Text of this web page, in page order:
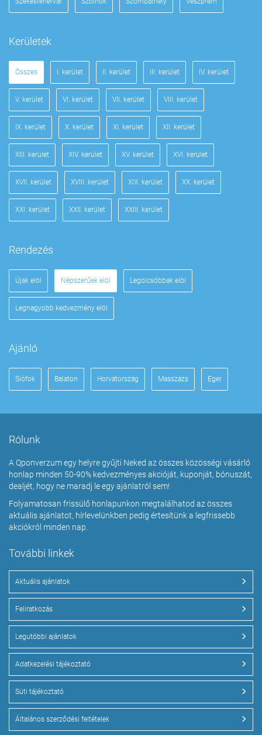
Kerületek
Összes I. kerület II. kerület III. kerület IV. kerület
V. kerület VI. kerület VII. kerület VIII. kerület
IX. kerület X. kerület XI. kerület XII. kerület
XIII. kerület XIV. kerület XV. kerület XVI. kerület
XVII. kerület XVIII. kerület XIX. kerület XX. kerület
XXI. kerület XXII. kerület XXIII. kerület
Rendezés
Újak elöl Népszerűek elöl Legolcsóbbak elöl
Legnagyobb kedvezmény elöl
Ajánló
Siófok Balaton Horvátország Masszázs Eger
Rólunk
A Qponverzum egy helyre gyűjti Neked az összes közösségi vásárló
honlap minden 50-90% kedvezményes akcióját, kuponját, bónuszát,
dealjét, hogy ne maradj le egy ajánlatról sem!
Folyamatosan frissülő honlapunkon megtalálhatod az összes
aktuális ajánlatot, hírlevelünkben pedig értesítünk a legfrissebb
akciókról minden nap.
További linkek
Aktuális ajánlatok
Feliratkozás
Legutóbbi ajánlatok
Adatkezelési tájékoztató
Süti tájékoztató
Általános szerződési feltételek